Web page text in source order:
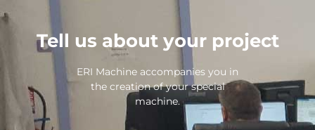
Tell us about your project
ERI Machine accompanies you in
the creation of your special
machine.